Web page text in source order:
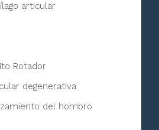
articular
Rotador
degenerativa
del hombro